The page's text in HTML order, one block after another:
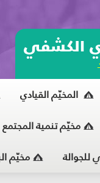
الكشفي
المخيّم القيادي
مخيّم تنمية المجتمع
للجوالة مخيّمالركب الحسينيّ